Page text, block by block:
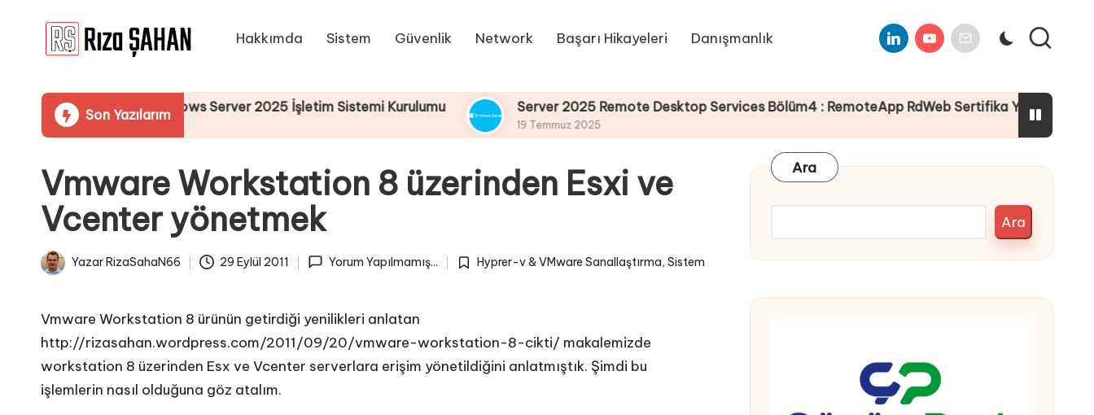
content
ı
z
a
Ş
A
H
N
Bilgi
Paylaşım
Portalı
Hakkımda Sistem Güvenlik Network Başarı Hikayeleri Danışmanlık LinkedinYoutube
E-
Mail
Son Yazılarım
Windows Server 2025 İşletim Sistemi Kurulumu Server 2025 Remote Desktop Services Bölüm4 : RemoteApp RdWeb Sertifika Yapılandırması
19 Temmuz 2025
Vmware Workstation 8 üzerinden Esxi ve
Vcenter yönetmek
Posted
Yazar RizaSahaN66 29 Eylül 2011 Yorum Yapılmamış...
Posted
Hyprer-v & VMware Sanallaştırma, Sistem
Vmware Workstation 8 ürünün getirdiği yenilikleri anlatan
http://rizasahan.wordpress.com/2011/09/20/vmware-workstation-8-cikti/ makalemizde
workstation 8 üzerinden Esx ve Vcenter serverlara erişim yönetildiğini anlatmıştık. Şimdi bu
işlemlerin nasıl olduğuna göz atalım.
Ara
Ara